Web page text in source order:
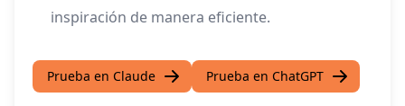
inspiración de manera eficiente.
Prueba en Claude Prueba en ChatGPT